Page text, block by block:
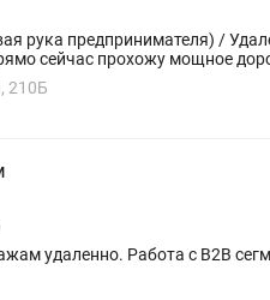
/ Удаленно/офлайн Привет! Я развиваю бизнес в
сейчас прохожу мощное
210Б
удаленно. Работа с B2B